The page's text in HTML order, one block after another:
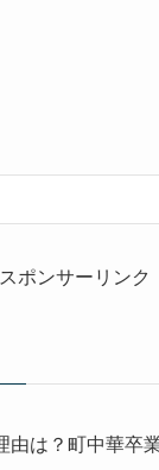
スポンサーリンク
由は？町中華卒